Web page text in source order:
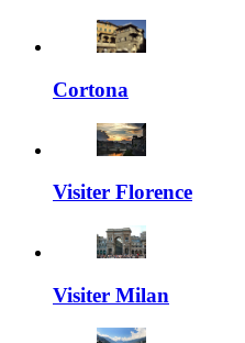
Cortona
Visiter Florence
Visiter Milan